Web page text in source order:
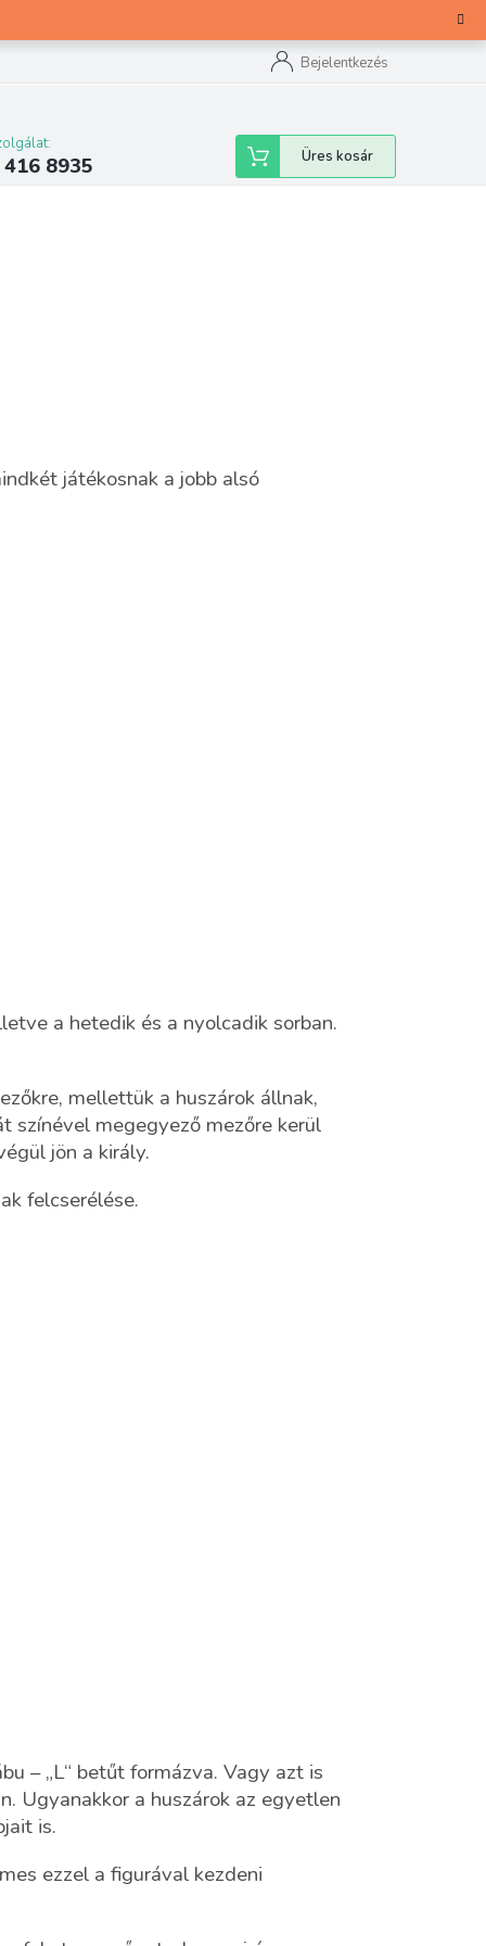
Bejelentkezés
8935 Kosár
Üres kosár
játékosnak a jobb alsó
a hetedik és a nyolcadik sorban.
mellettük a huszárok állnak,
színével megegyező mezőre kerül
jön a király.
felcserélése.
– „L“ betűt formázva. Vagy azt is
Ugyanakkor a huszárok az egyetlen
is.
ezzel a figurával kezdeni